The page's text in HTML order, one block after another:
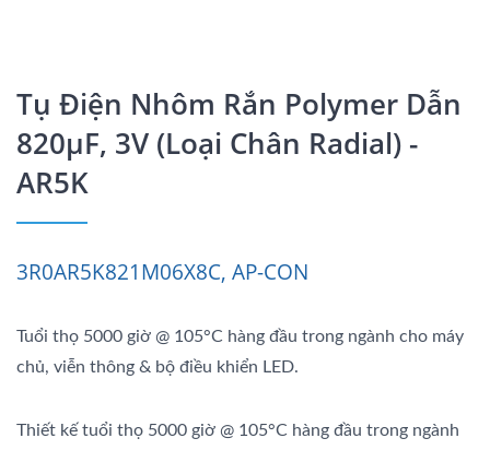
Tụ Điện Nhôm Rắn Polymer Dẫn
820μF, 3V (Loại Chân Radial) -
AR5K
3R0AR5K821M06X8C, AP-CON
Tuổi thọ 5000 giờ @ 105°C hàng đầu trong ngành cho máy
chủ, viễn thông & bộ điều khiển LED.
Thiết kế tuổi thọ 5000 giờ @ 105°C hàng đầu trong ngành